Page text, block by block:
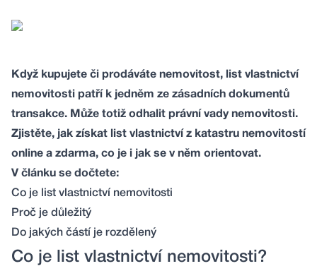
Když kupujete či prodáváte nemovitost, list vlastnictví
nemovitosti patří k jedněm ze zásadních dokumentů
transakce. Může totiž odhalit právní vady nemovitosti.
Zjistěte, jak získat list vlastnictví z katastru nemovitostí
online a zdarma, co je i jak se v něm orientovat.
V článku se dočtete:
Co je list vlastnictví nemovitosti
Proč je důležitý
Do jakých částí je rozdělený
Co je list vlastnictví nemovitosti?